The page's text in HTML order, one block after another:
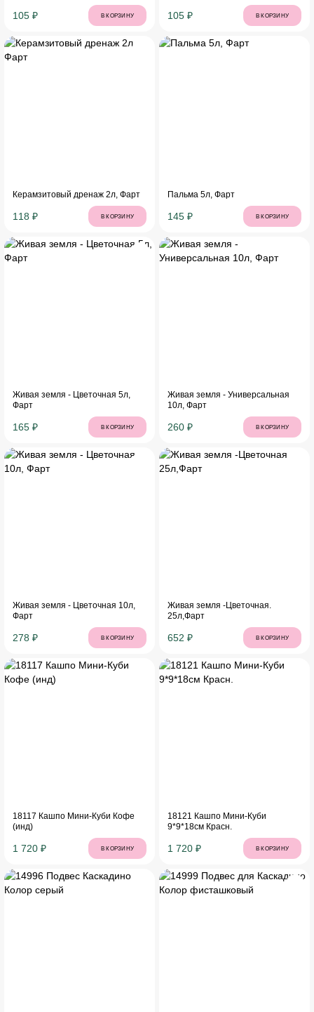
105 ₽ В КОРЗИНУ 105 ₽ В КОРЗИНУ
Керамзитовый дренаж 2л, Фарт
118 ₽ В КОРЗИНУ
Пальма 5л, Фарт
145 ₽ В КОРЗИНУ
Живая земля - Цветочная 5л,
Фарт
165 ₽ В КОРЗИНУ
Живая земля - Универсальная
10л, Фарт
260 ₽ В КОРЗИНУ
Живая земля - Цветочная 10л,
Фарт
278 ₽ В КОРЗИНУ
Живая земля -Цветочная.
25л,Фарт
652 ₽ В КОРЗИНУ
18117 Кашпо Мини-Куби Кофе
(инд)
1 720 ₽ В КОРЗИНУ
18121 Кашпо Мини-Куби
9*9*18см Красн.
1 720 ₽ В КОРЗИНУ